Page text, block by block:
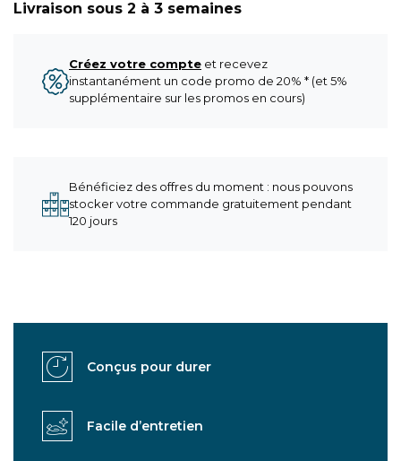
Livraison sous 2 à 3 semaines
Créez votre compte et recevez
instantanément un code promo de 20% * (et 5%
supplémentaire sur les promos en cours)
Bénéficiez des offres du moment : nous pouvons
stocker votre commande gratuitement pendant
120 jours
Conçus pour durer
Facile d’entretien